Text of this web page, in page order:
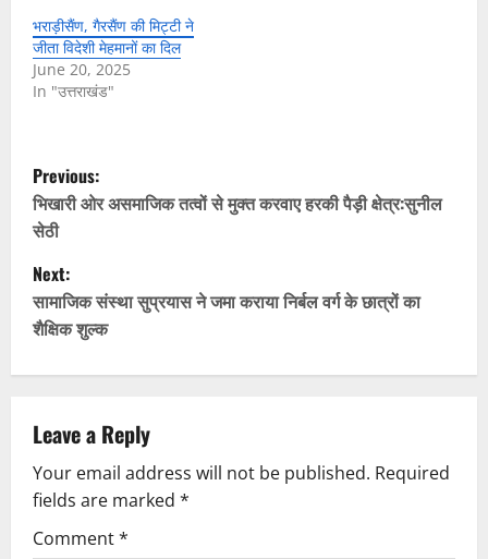
भराड़ीसैंण, गैरसैंण की मिट्टी ने
जीता विदेशी मेहमानों का दिल
June 20, 2025
In "उत्तराखंड"
P
o
s
t
n
v
i
g
Previous:
भिखारी ओर असमाजिक तत्वों से मुक्त करवाए हरकी पैड़ी क्षेत्र:सुनील
सेठी
Next:
सामाजिक संस्था सुप्रयास ने जमा कराया निर्बल वर्ग के छात्रों का
शैक्षिक शुल्क
Leave a Reply
Your email address will not be published. Required
fields are marked *
Comment*